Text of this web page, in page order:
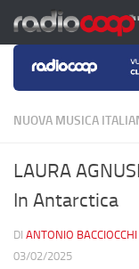
Salta al contenuto
NUOVA MUSICA
LAURA
In Antarctica
DI ANTONIO BACCIOCCHI
03/02/2025